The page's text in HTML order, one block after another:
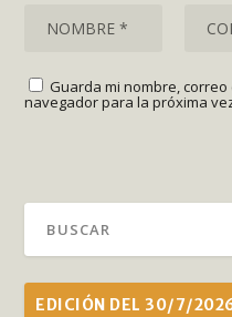
Guarda mi nombre,
navegador para la próxima
EDICIÓN DEL 30/7/